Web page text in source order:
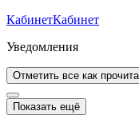
КабинетКабинет
Уведомления
Отметить все как
Показать ещё